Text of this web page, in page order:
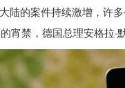
陆的案件持续激增，许
宵禁，德国总理安格拉·